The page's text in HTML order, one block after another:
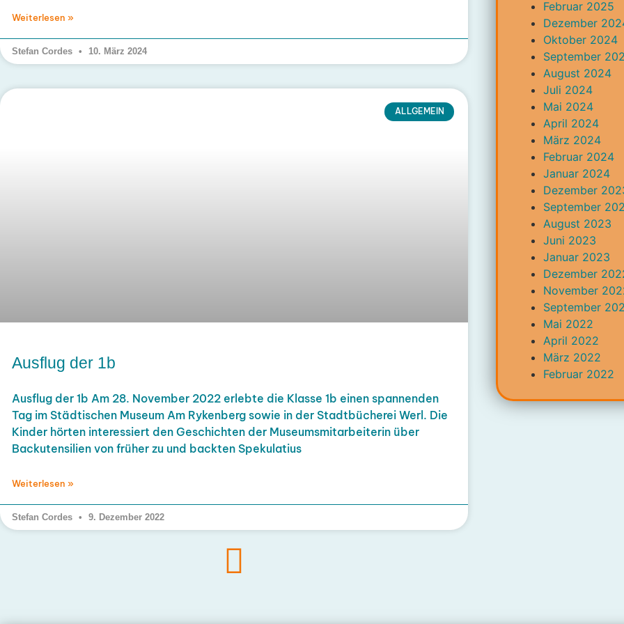
Weiterlesen »
Stefan Cordes 10. März 2024
ALLGEMEIN
Ausflug der 1b
Ausflug der 1b Am 28. November 2022 erlebte die Klasse 1b einen spannenden
Tag im Städtischen Museum Am Rykenberg sowie in der Stadtbücherei Werl. Die
Kinder hörten interessiert den Geschichten der Museumsmitarbeiterin über
Backutensilien von früher zu und backten Spekulatius
Weiterlesen »
Stefan Cordes 9. Dezember 2022
Februar 2025
Dezember
Oktober 2024
September
August 2024
Juli 2024
Mai 2024
April 2024
März 2024
Februar 2024
Januar 2024
Dezember
September
August 2023
Juni 2023
Januar 2023
Dezember
November
September
Mai 2022
April 2022
März 2022
Februar 2022